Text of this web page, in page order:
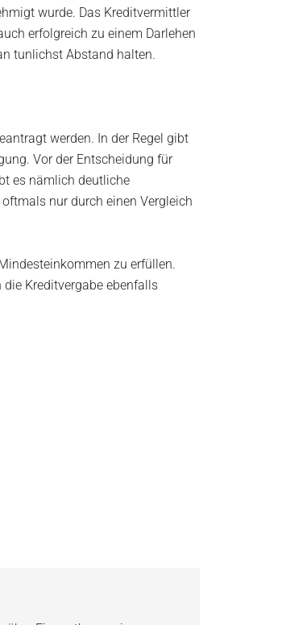
wurde. Das Kreditvermittler
erfolgreich zu einem Darlehen
tunlichst Abstand halten.
werden. In der Regel gibt
Vor der Entscheidung für
es nämlich deutliche
nur durch einen Vergleich
zu erfüllen.
Kreditvergabe ebenfalls